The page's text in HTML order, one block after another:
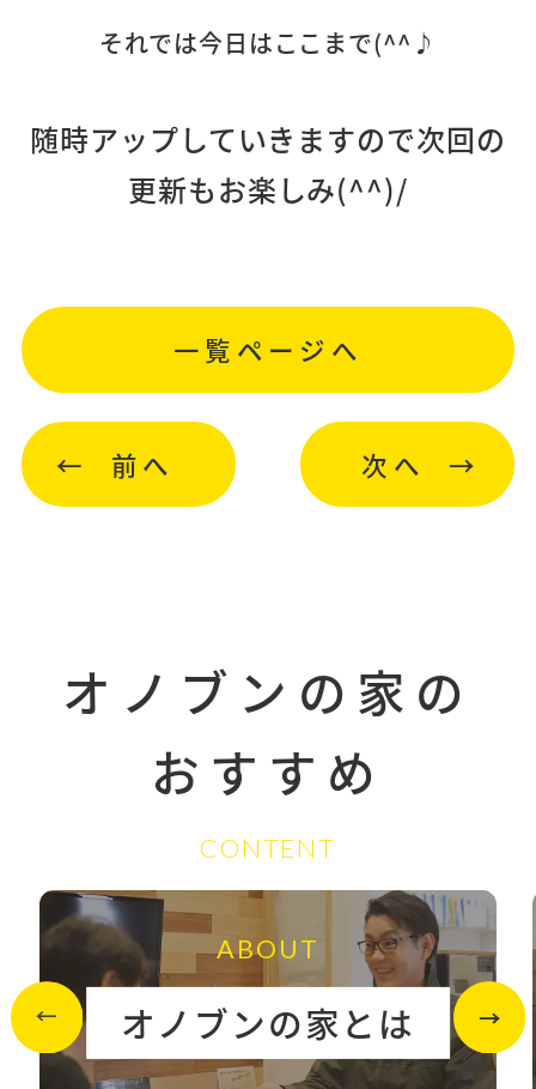
それでは今日はここまで(^^♪
随時アップしていきますので次回の
更新もお楽しみ(^^)/
前へ
一覧ページへ
次へ
オノブンの家の
おすすめ
CONTENT
ABOUT
オノブンの家とは